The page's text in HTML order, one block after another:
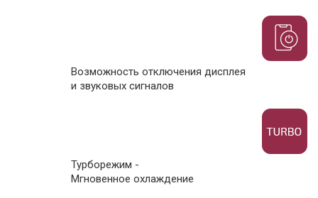
Возможность отключения дисплея
и звуковых сигналов
Турборежим -
Мгновенное охлаждение